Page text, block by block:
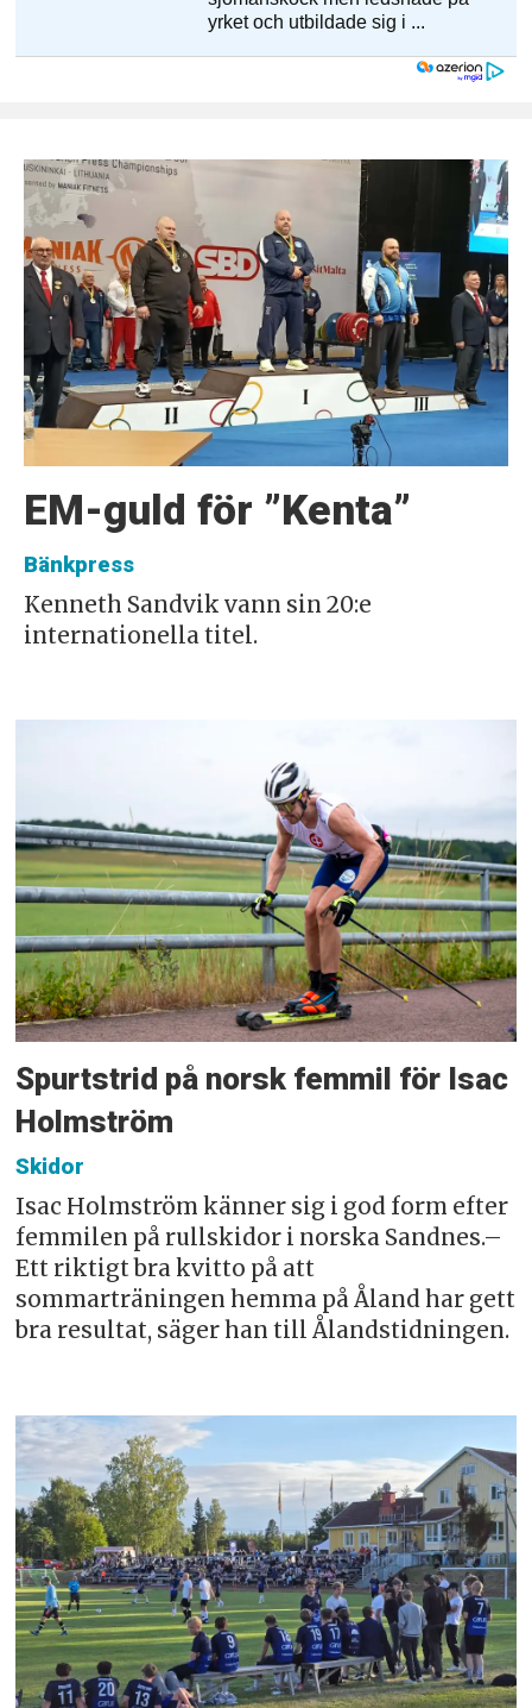
EM-guld för ”Kenta”
Bänkpress
Kenneth Sandvik vann sin 20:e
internationella titel.
Spurtstrid på norsk femmil för Isac
Holmström
Skidor
Isac Holmström känner sig i god form efter
femmilen på rullskidor i norska Sandnes.–
Ett riktigt bra kvitto på att
sommarträningen hemma på Åland har gett
bra resultat, säger han till Ålandstidningen.